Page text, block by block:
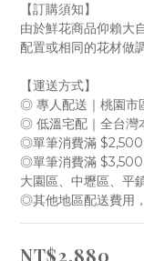
【訂購須知】
由於鮮花商品仰賴大
配置或相同的花材做調
【運送方式】
◎ 專人配送｜桃園市
◎ 低溫宅配｜全台灣
◎單筆消費滿 $2,500
◎單筆消費滿 $3,500
大園區、中壢區、平
◎其他地區配送費用
NT$2,880